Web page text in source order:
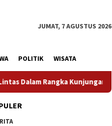
JUMAT, 7 AGUSTUS 2026
POLITIK WISATA
Menteri Pertahanan RI